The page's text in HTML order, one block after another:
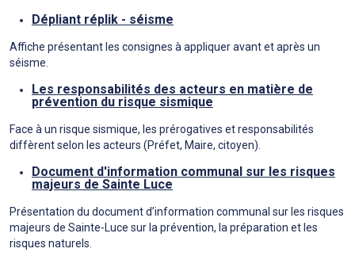
Dépliant réplik - séisme
Affiche présentant les consignes à appliquer avant et après un
séisme.
Les responsabilités des acteurs en matière de
prévention du risque sismique
Face à un risque sismique, les prérogatives et responsabilités
diffèrent selon les acteurs (Préfet, Maire, citoyen).
Document d'information communal sur les risques
majeurs de Sainte Luce
Présentation du document d’information communal sur les risques
majeurs de Sainte-Luce sur la prévention, la préparation et les
risques naturels.